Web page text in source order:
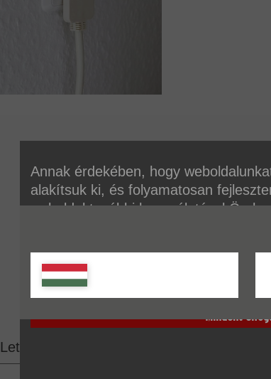
Annak érdekében, hogy
alakítsuk ki, és folyamatosan
weboldal további használatával Ön
Mindent
Letöltések